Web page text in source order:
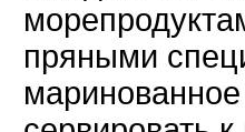
пряными